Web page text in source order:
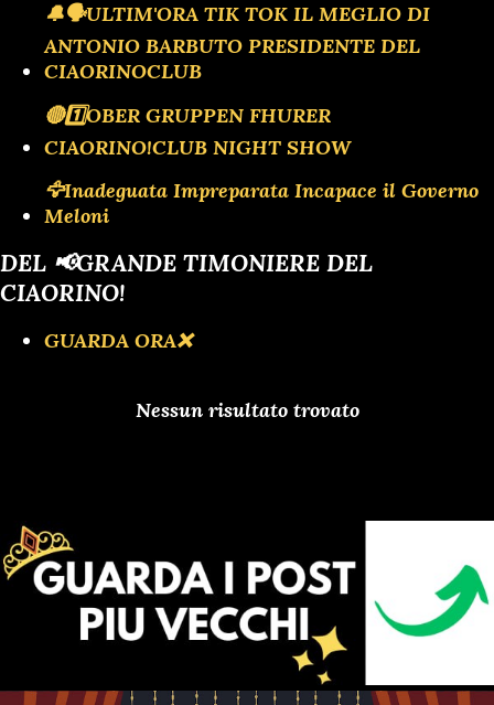
🔔🗣️ULTIM'ORA TIK TOK IL MEGLIO DI
ANTONIO BARBUTO PRESIDENTE DEL
CIAORINOCLUB
🔴1️⃣OBER GRUPPEN FHURER
CIAORINO!CLUB NIGHT SHOW
🦅Inadeguata Impreparata Incapace il Governo
Meloni
DEL 📢GRANDE TIMONIERE DEL
CIAORINO!
GUARDA ORA❌️
Nessun risultato trovato